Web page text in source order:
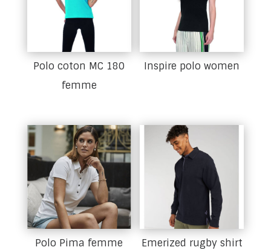
Polo coton MC 180
femme
Inspire polo women
Polo Pima femme Emerized rugby shirt